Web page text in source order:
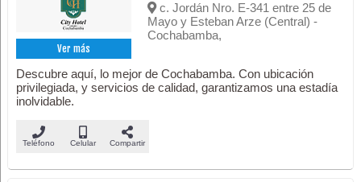
Ver más
c. Jordán Nro. E-341 entre 25 de
Mayo y Esteban Arze (Central) -
Cochabamba,
Descubre aquí, lo mejor de Cochabamba. Con ubicación
privilegiada, y servicios de calidad, garantizamos una estadía
inolvidable.
Teléfono Celular Compartir